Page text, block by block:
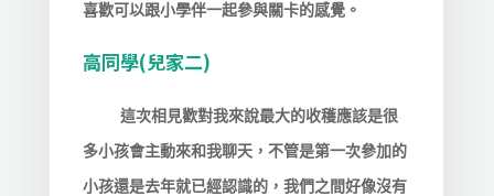
喜歡可以跟小學伴一起參與關卡的感覺。
高同學(兒家二)
這次相見歡對我來說最大的收穫應該是很
多小孩會主動來和我聊天，不管是第一次參加的
小孩還是去年就已經認識的，我們之間好像沒有